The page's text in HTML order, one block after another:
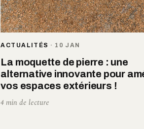
ACTUALITÉS · 10 JAN
La moquette de pierre : une
alternative innovante pour
vos espaces extérieurs !
4 min de lecture